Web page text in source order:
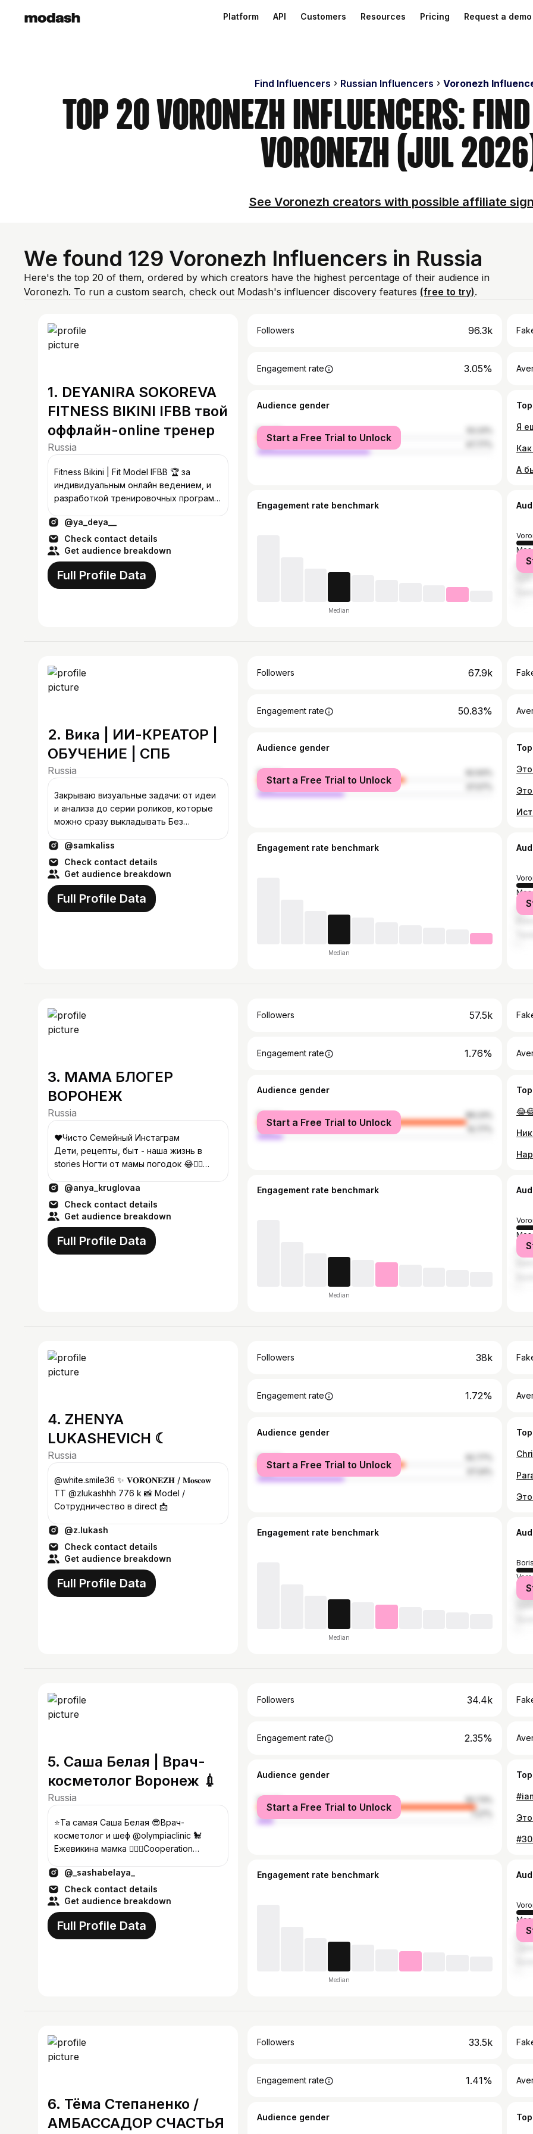
Platform API Customers Resources Pricing Request a demo
Find Influencers Russian Influencers Voronezh
Top 20 Voronezh Influencers:
Voronezh (Jul
See Voronezh creators with possible affiliate
We found 129 Voronezh Influencers in Russia
Here's the top 20 of them, ordered by which creators have the highest percentage of their audience in
Voronezh. To run a custom search, check out Modash's influencer discovery features (free to try).
1. DEYANIRA SOKOREVA
FITNESS BIKINI IFBB твой
оффлайн-online тренер
Russia
Fitness Bikini | Fit Model IFBB 🏆 за
индивидуальным онлайн ведением, и
разработкой тренировочных программ
@ya_deya__
Check contact details
Get audience breakdown
Full Profile Data
Followers 96.3k
Engagement rate 3.05%
Audience gender
female
male
Start a Free Trial to Unlock
Я
А
Engagement rate benchmark
Median
2. Вика | ИИ-КРЕАТОР |
ОБУЧЕНИЕ | СПБ
Russia
Закрываю визуальные задачи: от идеи
и анализа до серии роликов, которые
можно сразу выкладывать Без
работает
@samkaliss
Check contact details
Get audience breakdown
Full Profile Data
Followers 67.9k
Engagement rate 50.83%
Audience gender
female
male
Start a Free Trial to Unlock
Engagement rate benchmark
Median
3. МАМА БЛОГЕР
ВОРОНЕЖ
Russia
❤️Чисто Семейный Инстаграм ⠀ ⠀
Дети, рецепты, быт - наша жизнь в
stories Ногти от мамы погодок 😂👉🏼
@pr_anyakruglova
@anya_kruglovaa
Check contact details
Get audience breakdown
Full Profile Data
Followers 57.5k
Engagement rate 1.76%
Audience gender
female
male
Start a Free Trial to Unlock
Engagement rate benchmark
Median
Liski
4. ZHENYA
LUKASHEVICH ☾
Russia
@white.smile36 ✨ 𝐕𝐎𝐑𝐎𝐍𝐄𝐙𝐇 / 𝐌𝐨𝐬𝐜𝐨𝐰
TT @zlukashhh 776 k 📸 Model /
Сотрудничество в direct 📩
@z.lukash
Check contact details
Get audience breakdown
Full Profile Data
Followers 38k
Engagement rate 1.72%
Audience gender
female
male
Start a Free Trial to Unlock
Engagement rate benchmark
Median
5. Саша Белая | Врач-
косметолог Воронеж 💉
Russia
⭐️Та самая Саша Белая 😎Врач-
косметолог и шеф @olympiaclinic 🐩
Ежевикина мамка 💁🏼‍♀️Cooperation
@_sashabelaya_
Check contact details
Get audience breakdown
Full Profile Data
Followers 34.4k
Engagement rate 2.35%
Audience gender
female
92.73%
male
7.27%
Start a Free Trial to Unlock
Engagement rate benchmark
Median
6. Тёма Степаненко /
АМБАССАДОР СЧАСТЬЯ
Followers 33.5k
Engagement rate 1.41%
Audience gender